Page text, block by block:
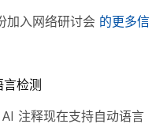
加入网络研讨会 的更多信
检测
注释现在支持自动语言